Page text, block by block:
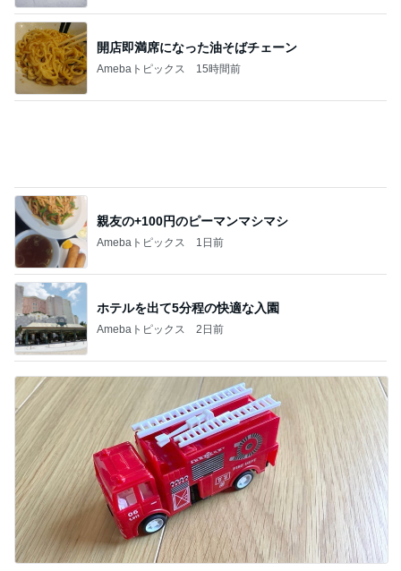
開店即満席になった油そばチェーン
Amebaトピックス 15時間前
親友の+100円のピーマンマシマシ
Amebaトピックス 1日前
ホテルを出て5分程の快適な入園
Amebaトピックス 2日前